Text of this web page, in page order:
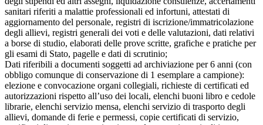
sanitari riferiti a malattie professionali ed infortuni, attestati di
aggiornamento del personale, registri di iscrizione/immatricolazione
degli allievi, registri generali dei voti e delle valutazioni, dati relativi
a borse di studio, elaborati delle prove scritte, grafiche e pratiche per
gli esami di Stato, pagelle e dati di scrutinio;
Dati riferibili a documenti soggetti ad archiviazione per 6 anni (con
obbligo comunque di conservazione di 1 esemplare a campione):
elezione e convocazione organi collegiali, richieste di certificati ed
autorizzazioni rispetto all’uso dei locali, elenchi buoni libro e cedole
librarie, elenchi servizio mensa, elenchi servizio di trasporto degli
allievi, domande di ferie e permessi, copie certificati di servizio,